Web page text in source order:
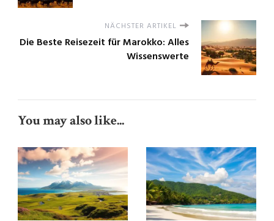
NÄCHSTER ARTIKEL
Die Beste Reisezeit für Marokko: Alles
Wissenswerte
You may also like...